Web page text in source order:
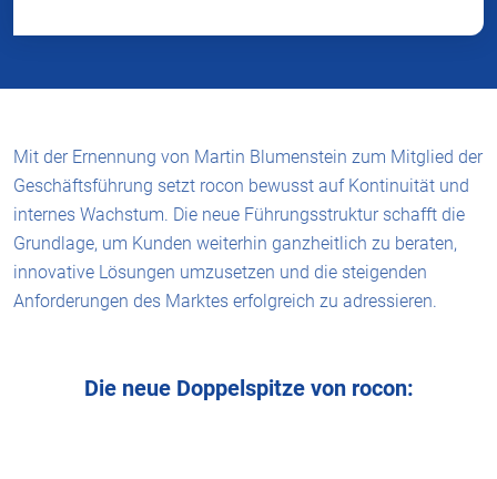
Mit der Ernennung von Martin Blumenstein zum Mitglied der
Geschäftsführung setzt rocon bewusst auf Kontinuität und
internes Wachstum. Die neue Führungsstruktur schafft die
Grundlage, um Kunden weiterhin ganzheitlich zu beraten,
innovative Lösungen umzusetzen und die steigenden
Anforderungen des Marktes erfolgreich zu adressieren.
Die neue Doppelspitze von rocon: